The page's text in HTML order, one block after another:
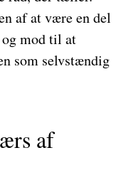
af at være en del
mod til at
som selvstændig
af